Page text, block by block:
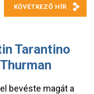
Tarantino
bevéste magát a